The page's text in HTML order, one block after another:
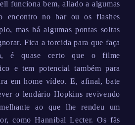
funciona bem, aliado a algumas
encontro no bar ou os flashes
mas há algumas pontas soltas
Fica a torcida para que faça
é quase certo que o filme
e tem potencial também para
em home vídeo. E, afinal, bate
o lendário Hopkins revivendo
ao que lhe rendeu um
como Hannibal Lecter. Os fãs